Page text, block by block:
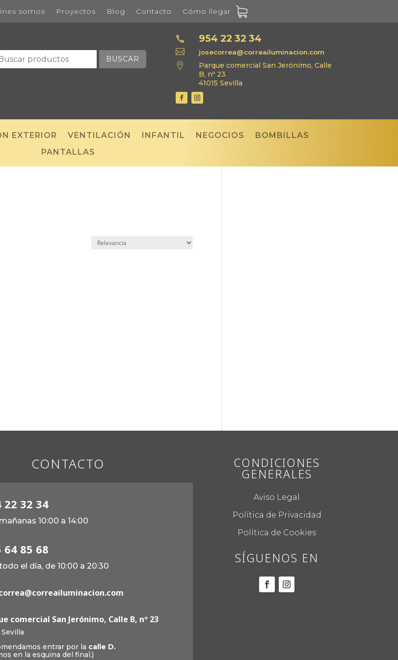
somos Proyectos Blog Contacto Cómo llegar
BUSCAR
 954 22 32 34
 josecorrea@correailuminacion.com

Parque comercial San Jerónimo, Calle
B, nº 23
41015 Sevilla
EXTERIOR VENTILACIÓN INFANTIL NEGOCIOS
BOMBILLAS
PANTALLAS
CONTACTO
22 32 34
10:00 a 14:00
64 85 68
el día, de 10:00 a 20:30
comercial San Jerónimo, Calle B, nº 23
Sevilla
entrar por la calle D.
en la esquina del final.)
CONDICIONES
GENERALES
Aviso Legal
Política de Privacidad
Política de Cookies
SÍGUENOS EN